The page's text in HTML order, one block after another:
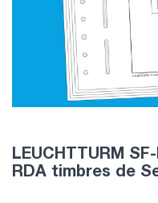
LEUCHTTURM
RDA timbres de